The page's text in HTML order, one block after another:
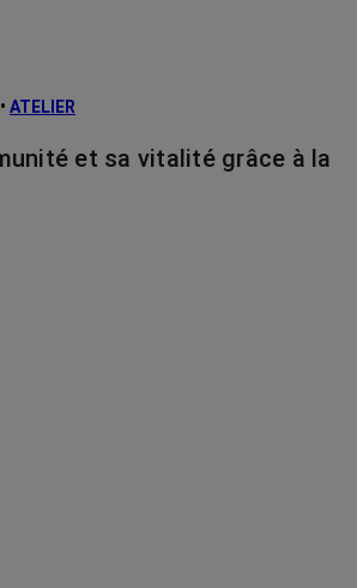
• ATELIER
et sa vitalité grâce à la